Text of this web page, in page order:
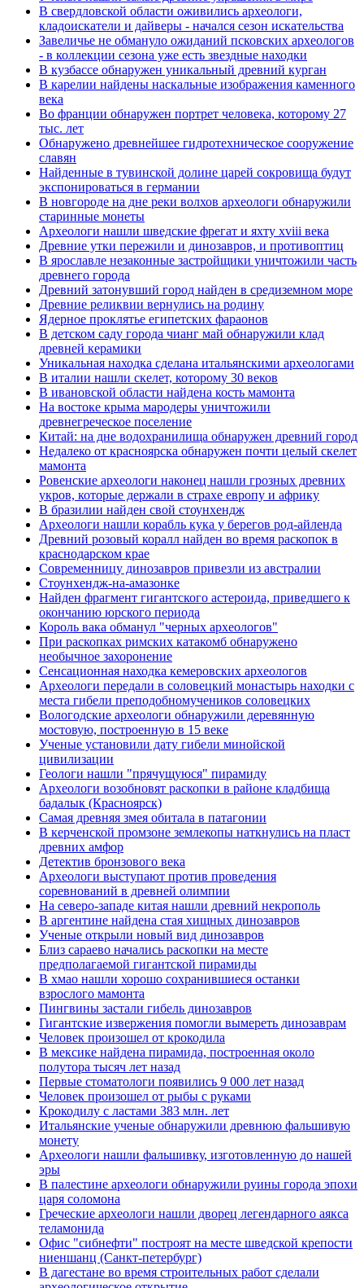
В свердловской области оживились археологи,
кладоискатели и дайверы - начался сезон искательства
Завеличье не обмануло ожиданий псковских археологов
- в коллекции сезона уже есть звездные находки
В кузбассе обнаружен уникальный древний курган
В карелии найдены наскальные изображения каменного
века
Во франции обнаружен портрет человека, которому 27
тыс. лет
Обнаружено древнейшее гидротехническое сооружение
славян
Найденные в тувинской долине царей сокровища будут
экспонироваться в германии
В новгороде на дне реки волхов археологи обнаружили
старинные монеты
Археологи нашли шведские фрегат и яхту xviii века
Древние утки пережили и динозавров, и противоптиц
В ярославле незаконные застройщики уничтожили часть
древнего города
Древний затонувший город найден в средиземном море
Древние реликвии вернулись на родину
Ядерное проклятье египетских фараонов
В детском саду города чианг май обнаружили клад
древней керамики
Уникальная находка сделана итальянскими археологами
В италии нашли скелет, которому 30 веков
В ивановской области найдена кость мамонта
На востоке крыма мародеры уничтожили
древнегреческое поселение
Китай: на дне водохранилища обнаружен древний город
Недалеко от красноярска обнаружен почти целый скелет
мамонта
Ровенские археологи наконец нашли грозных древних
укров, которые держали в страхе европу и африку
В бразилии найден свой стоунхендж
Археологи нашли корабль кука у берегов род-айленда
Древний розовый коралл найден во время раскопок в
краснодарском крае
Современницу динозавров привезли из австралии
Стоунхендж-на-амазонке
Найден фрагмент гигантского астероида, приведшего к
окончанию юрского периода
Король вака обманул "черных археологов"
При раскопках римских катакомб обнаружено
необычное захоронение
Сенсационная находка кемеровских археологов
Археологи передали в соловецкий монастырь находки с
места гибели преподобномучеников соловецких
Вологодские археологи обнаружили деревянную
мостовую, построенную в 15 веке
Ученые установили дату гибели минойской
цивилизации
Геологи нашли "прячущуюся" пирамиду
Археологи возобновят раскопки в районе кладбища
бадалык (Красноярск)
Самая древняя змея обитала в патагонии
В керченской промзоне землекопы наткнулись на пласт
древних амфор
Детектив бронзового века
Археологи выступают против проведения
соревнований в древней олимпии
На северо-западе китая нашли древний некрополь
В аргентине найдена стая хищных динозавров
Ученые открыли новый вид динозавров
Близ сараево начались раскопки на месте
предполагаемой гигантской пирамиды
В хмао нашли хорошо сохранившиеся останки
взрослого мамонта
Пингвины застали гибель динозавров
Гигантские извержения помогли вымереть динозаврам
Человек произошел от крокодила
В мексике найдена пирамида, построенная около
полутора тысяч лет назад
Первые стоматологи появились 9 000 лет назад
Человек произошел от рыбы с руками
Крокодилу с ластами 383 млн. лет
Итальянские ученые обнаружили древнюю фальшивую
монету
Археологи нашли фальшивку, изготовленную до нашей
эры
В палестине археологи обнаружили руины города эпохи
царя соломона
Греческие археологи нашли дворец легендарного аякса
теламонида
Офис "сибнефти" построят на месте шведской крепости
ниеншанц (Санкт-петербург)
В дагестане во время строительных работ сделали